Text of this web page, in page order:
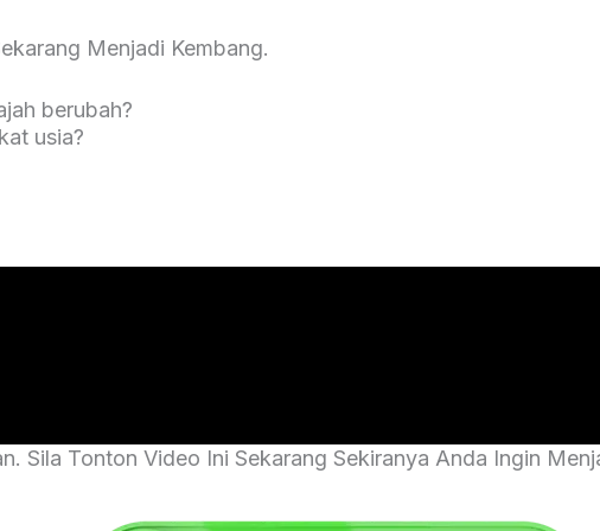
Menjadi Kembang.
berubah?
usia?
Sila Tonton Video Ini Sekarang Sekiranya Anda Ingin